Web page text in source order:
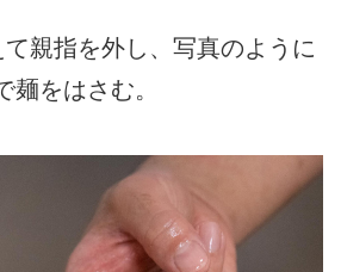
親指を外し、写真のように
麺をはさむ。